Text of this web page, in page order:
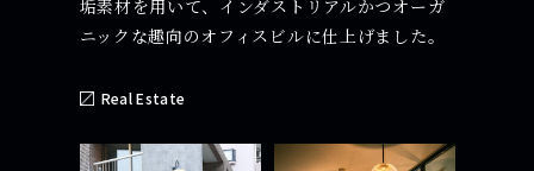
垢素材を用いて、インダストリアルかつオーガ
ニックな趣向のオフィスビルに仕上げました。
Real Estate